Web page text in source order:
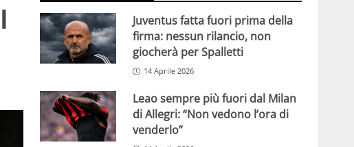
Juventus fatta fuori prima della
firma: nessun rilancio, non
giocherà per Spalletti
14 Aprile 2026
Leao sempre più fuori dal Milan
di Allegri: “Non vedono l’ora di
venderlo”